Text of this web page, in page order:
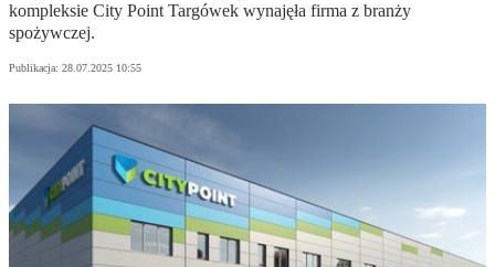
kompleksie City Point Targówek wynajęła firma z branży
spożywczej.
Publikacja: 28.07.2025 10:55